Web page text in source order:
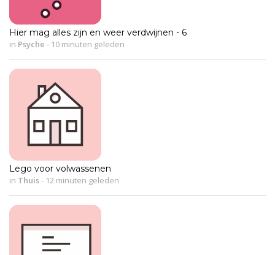
Hier mag alles zijn en weer verdwijnen - 6
in Psyche - 10 minuten geleden
Lego voor volwassenen
in Thuis- 12 minuten geleden